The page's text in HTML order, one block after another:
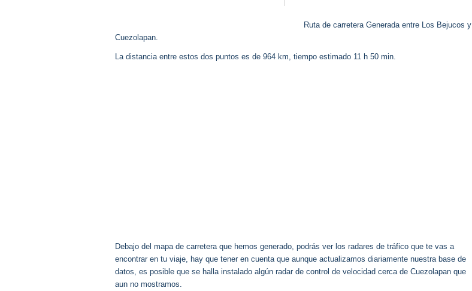
Ruta de carretera Generada entre Los Bejucos y
Cuezolapan.
La distancia entre estos dos puntos es de 964 km, tiempo estimado 11 h 50 min.
Debajo del mapa de carretera que hemos generado, podrás ver los radares de tráfico que te vas a
encontrar en tu viaje, hay que tener en cuenta que aunque actualizamos diariamente nuestra base de
datos, es posible que se halla instalado algún radar de control de velocidad cerca de Cuezolapan que
aun no mostramos.